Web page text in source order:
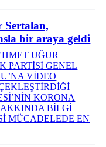
Sertalan,
bir araya geldi
UĞUR
PARTİSİ GENEL
VİDEO
KORONA
BİLGİ
MÜCADELEDE EN